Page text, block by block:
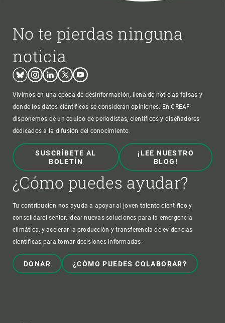
No te pierdas ninguna
noticia
BlueskyInstagram
LinkedinTwitterYoutube
Vivimos en una época de desinformación, llena de noticias falsas y
donde los datos científicos se consideran opiniones. En CREAF
disponemos de un equipo de periodistas, científicos y diseñadores
dedicados a la difusión del conocimiento.
SUSCRÍBETE AL
BOLETÍN
¡LEE NUESTRO
BLOG!
¿Cómo puedes ayudar?
Tu contribución nos ayuda a apoyar al joven talento científico y
consolidarel senior, idear nuevas soluciones para la emergencia
climática, y acelerar la producción y transferencia de evidencias
científicas para tomar decisiones informadas.
DONAR ¿CÓMO PUEDES COLABORAR?